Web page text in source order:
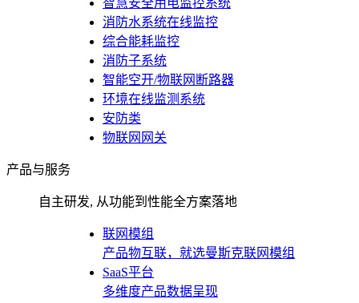
智慧安全用电监控系统
消防水系统在线监控
综合能耗监控
消防子系统
智能空开/物联网断路器
环境在线监测系统
安防类
物联网网关
产品与服务
自主研发, 从功能到性能全方案落地
联网模组
产品物互联，就选曼斯克联网模组
SaaS平台
多维度产品数据呈现